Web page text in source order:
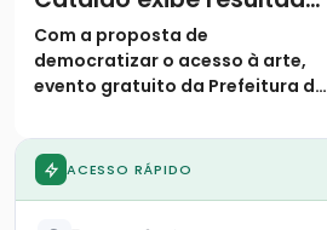
de oficinas semestrais
Com a proposta de
democratizar o acesso à arte,
evento gratuito da Prefeitura de
semestral nesta quarta-feira
ACESSO RÁPIDO